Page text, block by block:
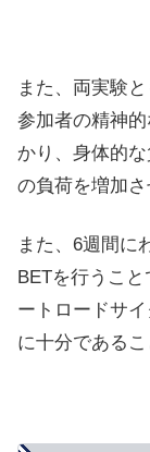
また、両実験
参加者の精神
かり、身体的
の負荷を増加さ
また、6週間に
BETを行うこ
ートロードサ
に十分であるこ